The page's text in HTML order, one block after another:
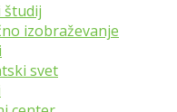
študij
izobraževanje
svet